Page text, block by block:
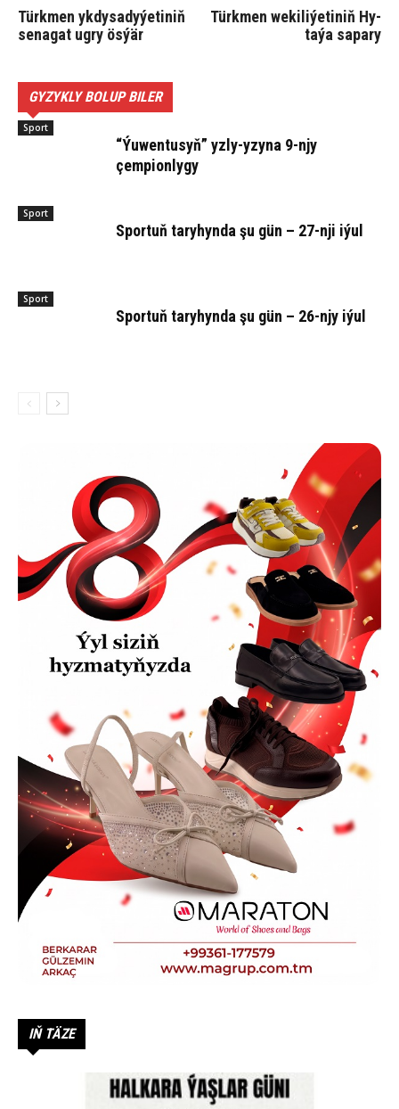
Türk­men yk­dy­sa­dy­ýe­ti­niň
se­na­gat ug­ry ös­ýär
Türk­men we­ki­li­ýe­ti­niň Hy­
ta­ýa sa­pa­ry
GYZYKLY BOLUP BILER
Sport
“Ýuwentusyň” yzly-yzyna 9-njy
çempionlygy
Sport
Sportuň taryhynda şu gün – 27-nji iýul
Sport
Sportuň taryhynda şu gün – 26-njy iýul
IŇ TÄZE